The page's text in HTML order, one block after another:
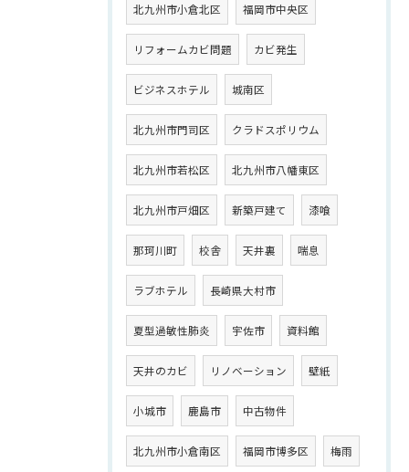
北九州市小倉北区 福岡市中央区
リフォームカビ問題 カビ発生
ビジネスホテル 城南区
北九州市門司区 クラドスポリウム
北九州市若松区 北九州市八幡東区
北九州市戸畑区 新築戸建て 漆喰
那珂川町 校舎 天井裏 喘息
ラブホテル 長崎県大村市
夏型過敏性肺炎 宇佐市 資料館
天井のカビ リノベーション 壁紙
小城市 鹿島市 中古物件
北九州市小倉南区 福岡市博多区 梅雨